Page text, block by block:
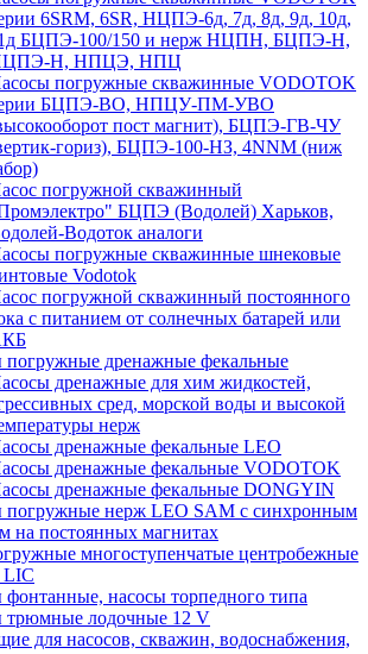
6SRM, 6SR, НЦПЭ-6д, 7д, 8д, 9д, 10д,
БЦПЭ-100/150 и нерж НЦПН, БЦПЭ-Н,
Н, НПЦЭ, НПЦ
погружные скважинные VODOTOK
БЦПЭ-ВО, НПЦУ-ПМ-УВО
пост магнит), БЦПЭ-ГВ-ЧУ
гориз), БЦПЭ-100-НЗ, 4NNM (ниж
погружной скважинный
БЦПЭ (Водолей) Харьков,
Водоток аналоги
погружные скважинные шнековые
Vodotok
погружной скважинный постоянного
с питанием от солнечных батарей или
погружные дренажные фекальные
дренажные для хим жидкостей,
сред, морской воды и высокой
нерж
дренажные фекальные LEO
дренажные фекальные VODOTOK
дренажные фекальные DONGYIN
погружные нерж LEO SAM с синхронным
на постоянных магнитах
многоступенчатые центробежные
LIC
насосы торпедного типа
трюмные лодочные 12 V
для насосов, скважин, водоснабжения,